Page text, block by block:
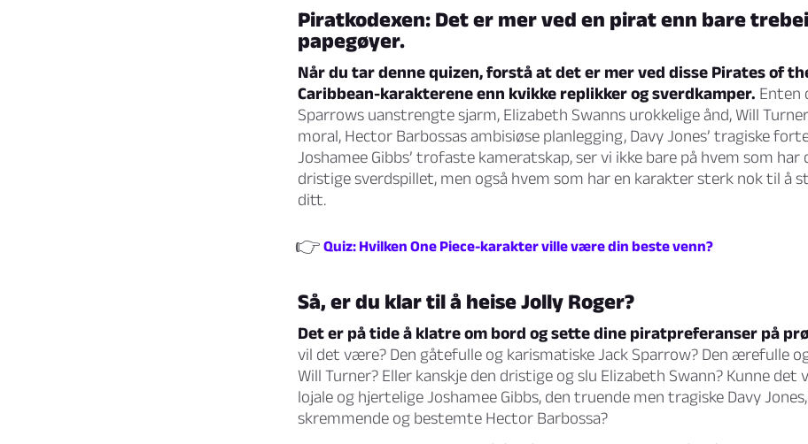
Piratkodexen: Det er mer ved en pirat enn bare
papegøyer.
Når du tar denne quizen, forstå at det er mer ved disse Pirates of
Caribbean-karakterene enn kvikke replikker og sverdkamper. Enten
Sparrows uanstrengte sjarm, Elizabeth Swanns urokkelige ånd, Will
moral, Hector Barbossas ambisiøse planlegging, Davy Jones’ tragiske
Joshamee Gibbs’ trofaste kameratskap, ser vi ikke bare på hvem som
dristige sverdspillet, men også hvem som har en karakter sterk nok til å
ditt.
👉 Quiz: Hvilken One Piece-karakter ville være din beste venn?
Så, er du klar til å heise Jolly Roger?
Det er på tide å klatre om bord og sette dine piratpreferanser på
vil det være? Den gåtefulle og karismatiske Jack Sparrow? Den ærefulle
Will Turner? Eller kanskje den dristige og slu Elizabeth Swann? Kunne det
lojale og hjertelige Joshamee Gibbs, den truende men tragiske Davy
skremmende og bestemte Hector Barbossa?